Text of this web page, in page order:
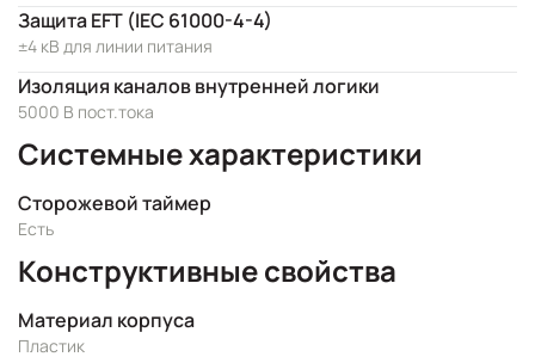
Защита EFT (IEC 61000-4-4)
±4 кВ для линии питания
Изоляция каналов внутренней логики
5000 В пост.тока
Системные характеристики
Сторожевой таймер
Есть
Конструктивные свойства
Материал корпуса
Пластик